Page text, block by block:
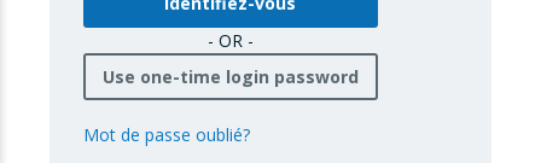
- OR -
Use one-time login password
Mot de passe oublié?